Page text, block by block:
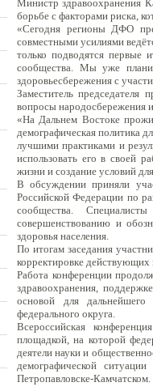
Министр здравоохранения
борьбе с факторами риска,
«Сегодня регионы ДФО
совместными усилиями
только подводятся первые
сообщества. Мы уже
здоровьесбережения с
Заместитель председателя
вопросы народосбережения
«На Дальнем Востоке
демографическая политика
лучшими практиками и
использовать его в своей
жизни и создание условий
В обсуждении приняли
Российской Федерации по
сообщества.
совершенствованию и
здоровья населения.
По итогам заседания
корректировке
Работа конференции
здравоохранения,
основой для дальнейшего
федерального округа.
Всероссийская
площадкой, на которой
деятели науки и
демографической
Петропавловске-Камчатском.